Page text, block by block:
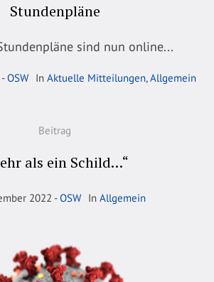
Stundenpläne
sind nun online...
OSW In Aktuelle Mitteilungen,Allgemein
Beitrag
als ein Schild…“
2022 OSW In Allgemein